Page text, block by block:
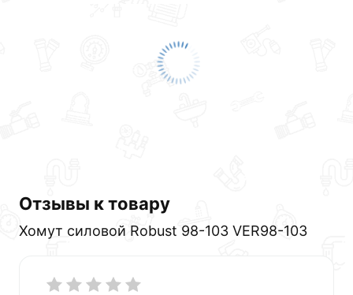
описанием, характеристиками и отзывами.
Данний товар от производителя
Отзывы к товару
Хомут силовой Robust 98-103 VER98-103